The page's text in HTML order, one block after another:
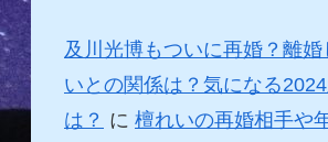
及川光博もついに再婚？離
いとの関係は？気になる
は？ に 檀れいの再婚相手や